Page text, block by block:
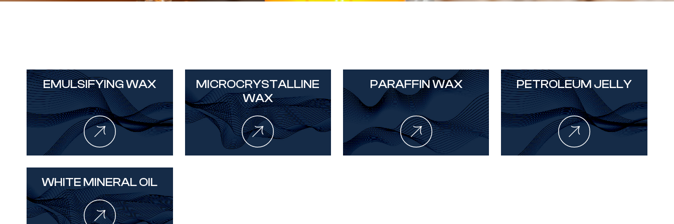
EMULSIFYING WAX
MICROCRYSTALLINE
WAX
PARAFFIN WAX PETROLEUM JELLY
WHITE MINERAL OIL